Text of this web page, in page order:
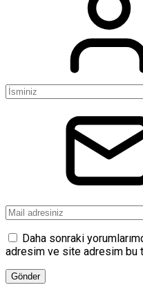
Daha sonraki
adresim ve site adresim bu